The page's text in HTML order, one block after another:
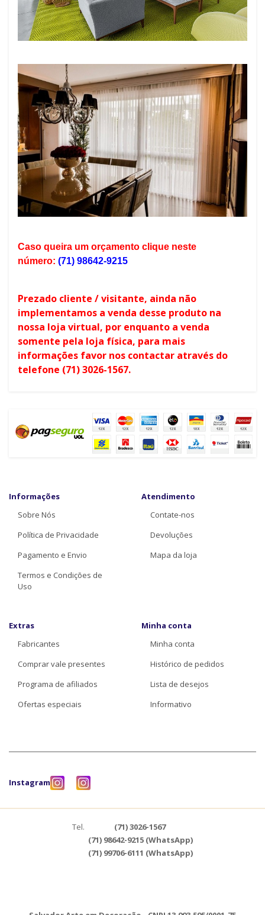
Caso queira um orçamento clique neste
número: (71) 98642-9215
Prezado cliente / visitante, ainda não
implementamos a venda desse produto na
nossa loja virtual, por enquanto a venda
somente pela loja física, para mais
informações favor nos contactar através do
telefone (71) 3026-1567.
Informações
Sobre Nós
Política de Privacidade
Pagamento e Envio
Termos e Condições de
Uso
Atendimento
Contate-nos
Devoluções
Mapa da loja
Extras
Fabricantes
Comprar vale presentes
Programa de afiliados
Ofertas especiais
Minha conta
Minha conta
Histórico de pedidos
Lista de desejos
Informativo
Instagram
Tel.
(71) 3026-1567
(71) 98642-9215 (WhatsApp)
(71) 99706-6111 (WhatsApp)